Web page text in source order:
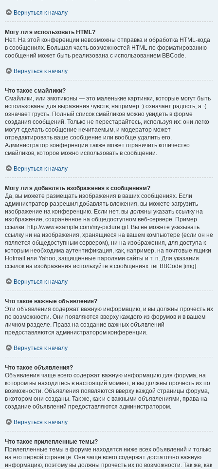
Вернуться к началу
Могу ли я использовать HTML?
Нет. На этой конференции невозможны отправка и обработка HTML-кода
в сообщениях. Большая часть возможностей HTML по форматированию
сообщений может быть реализована с использованием BBCode.
Вернуться к началу
Что такое смайлики?
Смайлики, или эмотиконы — это маленькие картинки, которые могут быть
использованы для выражения чувств, например :) означает радость, а :(
означает грусть. Полный список смайликов можно увидеть в форме
создания сообщений. Только не перестарайтесь, используя их: они легко
могут сделать сообщение нечитаемым, и модератор может
отредактировать ваше сообщение или вообще удалить его.
Администратор конференции также может ограничить количество
смайликов, которое можно использовать в сообщении.
Вернуться к началу
Могу ли я добавлять изображения к сообщениям?
Да, вы можете размещать изображения в ваших сообщениях. Если
администратор разрешил добавлять вложения, вы можете загрузить
изображение на конференцию. Если нет, вы должны указать ссылку на
изображение, сохранённое на общедоступном веб-сервере. Пример
ссылки: http://www.example.com/my-picture.gif. Вы не можете указывать
ссылку ни на изображения, хранящиеся на вашем компьютере (если он не
является общедоступным сервером), ни на изображения, для доступа к
которым необходима аутентификация, как, например, на почтовые ящики
Hotmail или Yahoo, защищённые паролями сайты и т. п. Для указания
ссылок на изображения используйте в сообщениях тег BBCode [img].
Вернуться к началу
Что такое важные объявления?
Эти объявления содержат важную информацию, и вы должны прочесть их
по возможности. Они появляются вверху каждого из форумов и в вашем
личном разделе. Права на создание важных объявлений
предоставляются администратором конференции.
Вернуться к началу
Что такое объявления?
Объявления чаще всего содержат важную информацию для форума, на
котором вы находитесь в настоящий момент, и вы должны прочесть их по
возможности. Объявления появляются вверху каждой страницы форума,
в котором они созданы. Так же, как и с важными объявлениями, права на
создание объявлений предоставляются администратором.
Вернуться к началу
Что такое прилепленные темы?
Прилепленные темы в форуме находятся ниже всех объявлений и только
на его первой странице. Они чаще всего содержат достаточно важную
информацию, поэтому вы должны прочесть их по возможности. Так же, как